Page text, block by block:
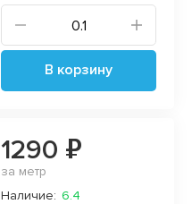
В корзину
1290 ₽
за метр
Наличие: 6.4